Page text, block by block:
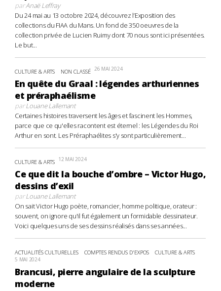
parAnaë Leffray
Du 24 mai au 13 octobre 2024, découvrez l’Exposition des
collections du FIAA du Mans. Un fond de 350 oeuvres de la
collection privée de Lucien Ruimy dont 70 nous sont ici présentées.
Le but...
CULTURE & ARTS NON CLASSÉ 26 MAI 2024
En quête du Graal : légendes arthuriennes
et préraphaélisme
parLouane Lallemant
Certaines histoires traversent les âges et fascinent les Hommes,
parce que ce qu'elles racontent est éternel : les Légendes du Roi
Arthur en sont. Les Préraphaélites s'y sont particulièrement...
CULTURE & ARTS 12 MAI 2024
Ce que dit la bouche d’ombre – Victor Hugo,
dessins d’exil
parLouane Lallemant
On sait Victor Hugo poète, romancier, homme politique, orateur :
souvent, on ignore qu'il fut également un formidable dessinateur.
Voici quelques uns de ses dessins réalisés dans ses années...
ACTUALITÉS CULTURELLES COMPTES RENDUS D'EXPOS CULTURE & ARTS
5 MAI 2024
Brancusi, pierre angulaire de la sculpture
moderne